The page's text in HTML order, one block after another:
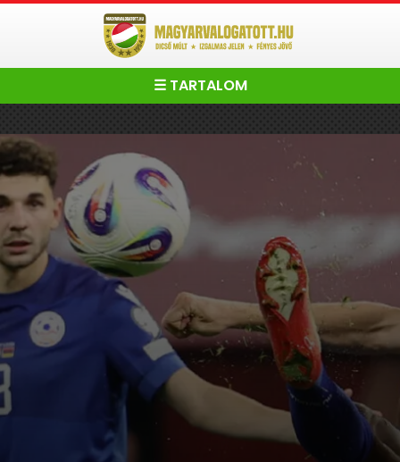
☰ TARTALOM